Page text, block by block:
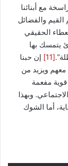
مع أبنائنا
القيم والفضائل
الحقيقي
يتمسك بها
[11]
‏ ‏إن حبنا
معهم ويزيد من
مفعمة
وبهذا
أما الشوك